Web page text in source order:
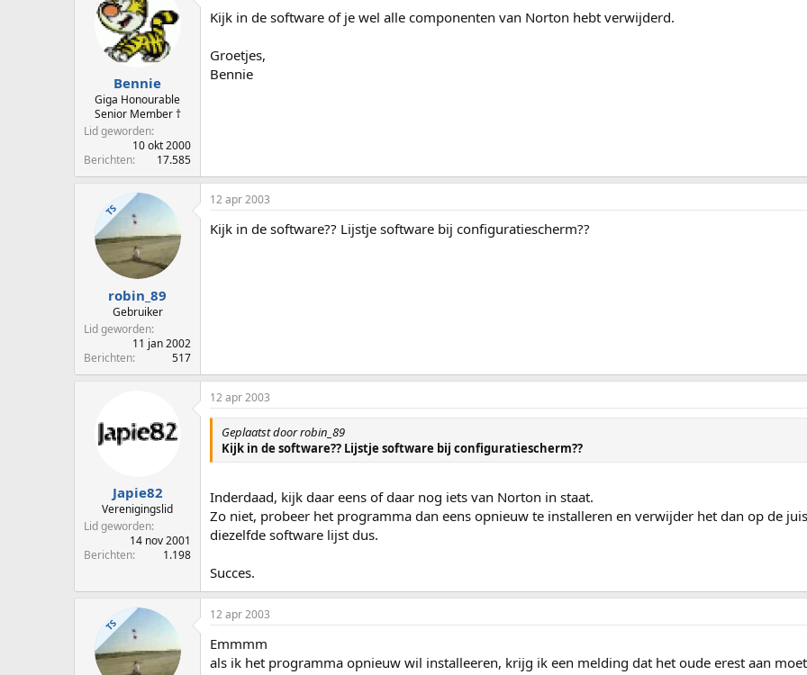
Bennie
Giga Honourable
Senior Member †
Lid geworden
10 okt 2000
Berichten
17.585
Kijk in de software of je wel alle componenten van Norton hebt verwijderd.
Groetjes,
Bennie
TS
robin_89
Gebruiker
Lid geworden
11 jan 2002
Berichten
517
12 apr 2003
Kijk in de software?? Lijstje software bij configuratiescherm??
Japie82
Verenigingslid
Lid geworden
14 nov 2001
Berichten
1.198
12 apr 2003
Geplaatst door robin_89
Kijk in de software?? Lijstje software bij configuratiescherm??
Inderdaad, kijk daar eens of daar nog iets van Norton in staat.
Zo niet, probeer het programma dan eens opnieuw te installeren en verwijder het dan op de
diezelfde software lijst dus.
Succes.
TS
12 apr 2003
Emmmm
als ik het programma opnieuw wil installeeren, krijg ik een melding dat het oude erest aan